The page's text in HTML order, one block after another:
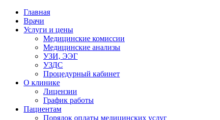
Главная
Врачи
Услуги и цены
Медицинские комиссии
Медицинские анализы
УЗИ, ЭЭГ
УЗДС
Процедурный кабинет
О клинике
Лицензии
График работы
Пациентам
Порядок оплаты медицинских услуг